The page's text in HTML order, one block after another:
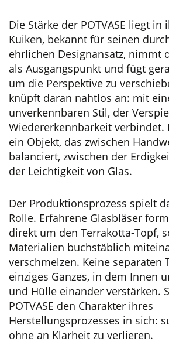
Die Stärke der POTVASE liegt
Kuiken, bekannt für seinen
ehrlichen Designansatz, nimmt
als Ausgangspunkt und fügt
um die Perspektive zu
knüpft daran nahtlos an: mit
unverkennbaren Stil, der
Wiedererkennbarkeit verbindet.
ein Objekt, das zwischen
balanciert, zwischen der
der Leichtigkeit von Glas.
Der Produktionsprozess spielt
Rolle. Erfahrene Glasbläser
direkt um den Terrakotta-Topf,
Materialien buchstäblich
verschmelzen. Keine separaten
einziges Ganzes, in dem Innen
und Hülle einander verstärken.
POTVASE den Charakter ihres
Herstellungsprozesses in sich:
ohne an Klarheit zu verlieren.